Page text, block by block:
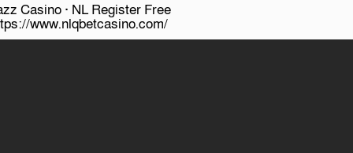
Casino · NL Register Free
www.nlqbetcasino.com/